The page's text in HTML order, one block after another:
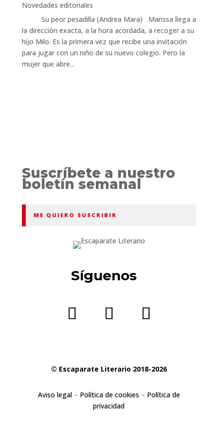
Novedades editoriales
Su peor pesadilla (Andrea Mara) Marissa llega a
la dirección exacta, a la hora acordada, a recoger a su
hijo Milo. Es la primera vez que recibe una invitación
para jugar con un niño de su nuevo colegio. Pero la
mujer que abre...
Suscríbete a nuestro
boletín semanal
ME QUIERO SUSCRIBIR
Síguenos
© Escaparate Literario 2018-2026
Aviso legal– Política de cookies – Política de
privacidad